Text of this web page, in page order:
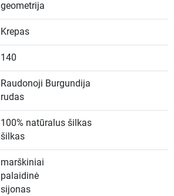
geometrija
Krepas
140
Raudonoji Burgundija
rudas
100% natūralus šilkas
šilkas
marškiniai
palaidinė
sijonas